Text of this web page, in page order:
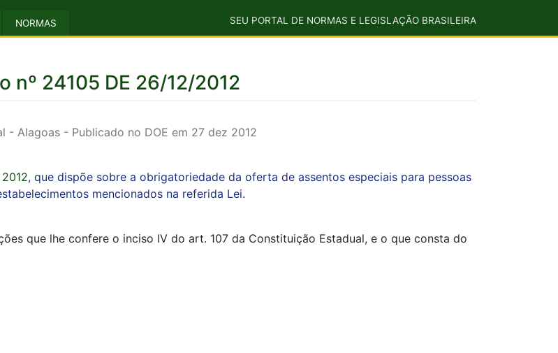
NORMAS SEU PORTAL DE NORMAS E LEGISLAÇÃO BRASILEIRA
nº 24105 DE 26/12/2012
- Alagoas - Publicado no DOE em 27 dez 2012
, que dispõe sobre a obrigatoriedade da oferta de assentos especiais para pessoas
mencionados na referida Lei.
que lhe confere o inciso IV do art. 107 da Constituição Estadual, e o que consta do